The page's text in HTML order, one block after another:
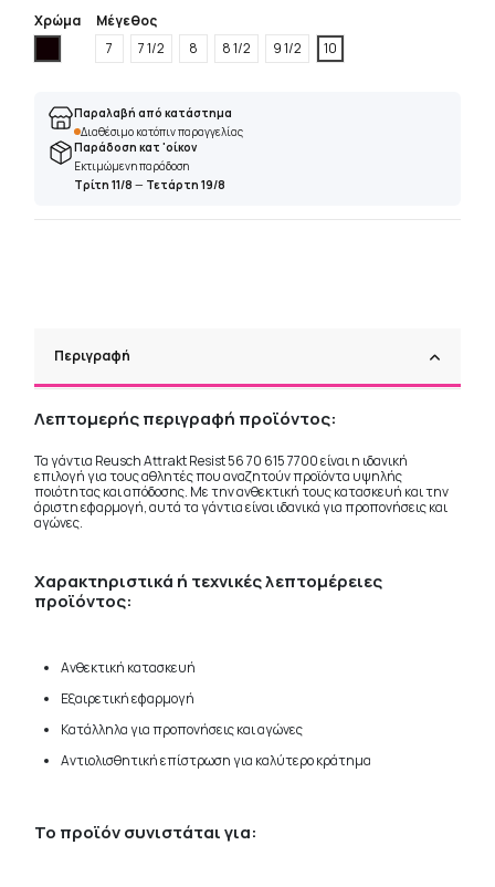
Χρώμα
Μέγεθος
7
7 1/2 8 8 1/2 9 1/2 10
Παραλαβή από κατάστημα
Διαθέσιμο κατόπιν παραγγελίας
Παράδοση κατ 'οίκον
Εκτιμώμενη παράδοση
Τρίτη 11/8 — Τετάρτη 19/8
Περιγραφή
Λεπτομερής περιγραφή προϊόντος:
Τα γάντια Reusch Attrakt Resist 56 70 615 7700 είναι η ιδανική
επιλογή για τους αθλητές που αναζητούν προϊόντα υψηλής
ποιότητας και απόδοσης. Με την ανθεκτική τους κατασκευή και την
άριστη εφαρμογή, αυτά τα γάντια είναι ιδανικά για προπονήσεις και
αγώνες.
Χαρακτηριστικά ή τεχνικές λεπτομέρειες
προϊόντος:
Ανθεκτική κατασκευή
Εξαιρετική εφαρμογή
Κατάλληλα για προπονήσεις και αγώνες
Αντιολισθητική επίστρωση για καλύτερο κράτημα
Το προϊόν συνιστάται για: